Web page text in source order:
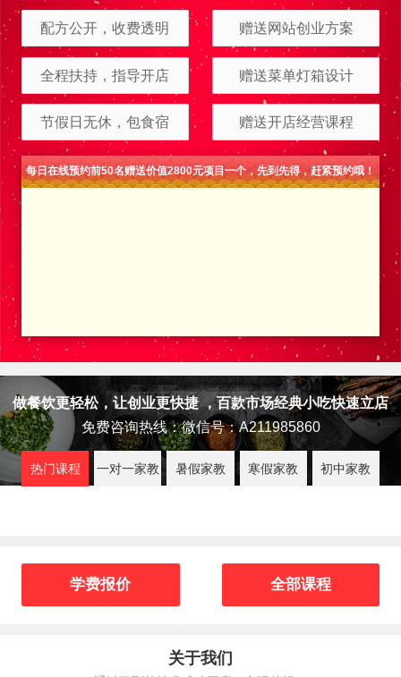
配方公开，收费透明 赠送网站创业方案
全程扶持，指导开店 赠送菜单灯箱设计
节假日无休，包食宿 赠送开店经营课程
每日在线预约前50名赠送价值2800元项目一个，先到先得，赶紧预约哦！
做餐饮更轻松，让创业更快捷 ，百款市场经典小吃快速立店
免费咨询热线：微信号：A211985860
热门课程 一对一家教 暑假家教 寒假家教 初中家教
学费报价 全部课程
关于我们